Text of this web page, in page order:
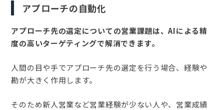
アプローチの自動化
アプローチ先の選定についての営業課題は、AIによる精
度の高いターゲティングで解消できます。
人間の目や手でアプローチ先の選定を行う場合、経験や
勘が大きく作用します。
そのため新人営業など営業経験が少ない人や、営業成績